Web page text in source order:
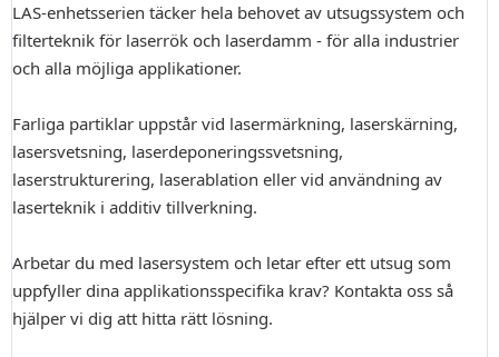
LAS-enhetsserien täcker hela behovet av utsugssystem och
filterteknik för laserrök och laserdamm - för alla industrier
och alla möjliga applikationer.
Farliga partiklar uppstår vid lasermärkning, laserskärning,
lasersvetsning, laserdeponeringssvetsning,
laserstrukturering, laserablation eller vid användning av
laserteknik i additiv tillverkning.
Arbetar du med lasersystem och letar efter ett utsug som
uppfyller dina applikationsspecifika krav? Kontakta oss så
hjälper vi dig att hitta rätt lösning.